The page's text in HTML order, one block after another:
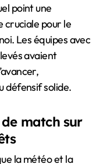
point une
cruciale pour le
Les équipes avec
avaient
défensif solide.
match sur
la météo et la